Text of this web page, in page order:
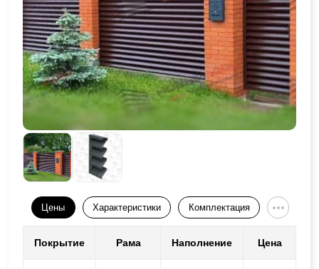
Цены Характеристики Комплектация
Покрытие Рама Наполнение Цена